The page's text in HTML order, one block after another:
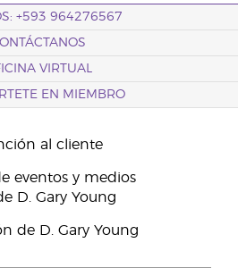
+593 964276567
VIRTUAL
EN MIEMBRO
al cliente
eventos y medios
D. Gary Young
de D. Gary Young